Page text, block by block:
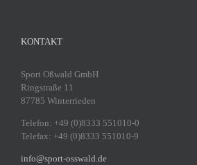
KONTAKT
Sport Oßwald GmbH
Ringstraße 11
87785 Winterrieden
Telefon: +49 (0)8333 551010-0
Telefax: +49 (0)8333 551010-9
info@sport-osswald.de